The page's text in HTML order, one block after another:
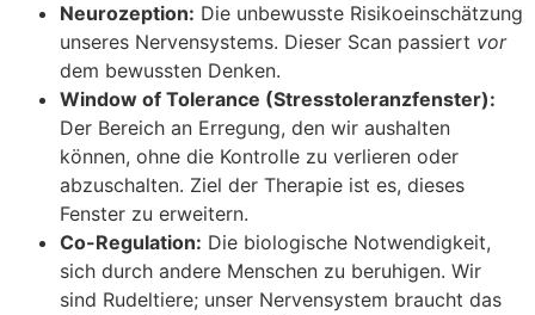
Neurozeption: Die unbewusste Risikoeinschätzung
unseres Nervensystems. Dieser Scan passiert vor
dem bewussten Denken.
Window of Tolerance (Stresstoleranzfenster):
Der Bereich an Erregung, den wir aushalten
können, ohne die Kontrolle zu verlieren oder
abzuschalten. Ziel der Therapie ist es, dieses
Fenster zu erweitern.
Co-Regulation: Die biologische Notwendigkeit,
sich durch andere Menschen zu beruhigen. Wir
sind Rudeltiere; unser Nervensystem braucht das